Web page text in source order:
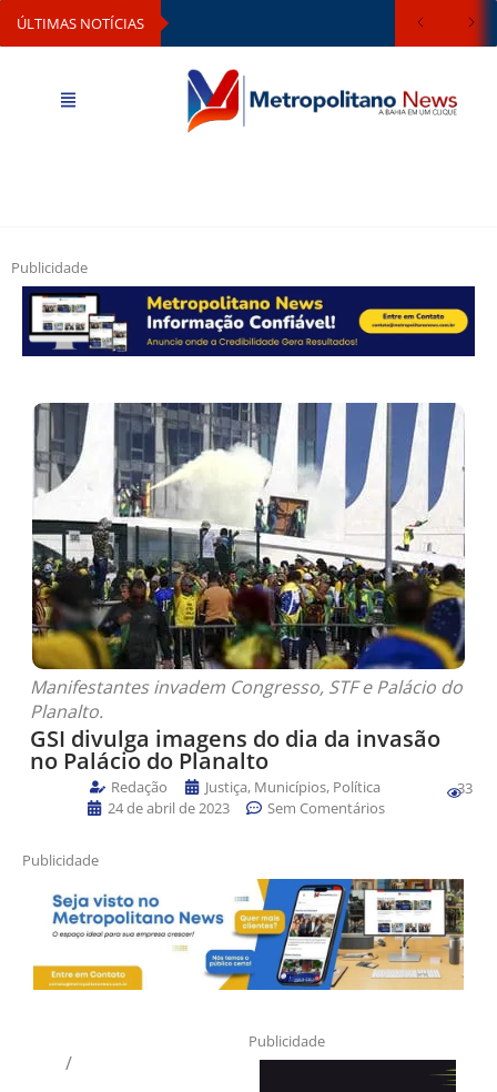
ÚLTIMAS NOTÍCIAS
Publicidade
Manifestantes invadem Congresso, STF e Palácio do
Planalto.
GSI divulga imagens do dia da invasão
no Palácio do Planalto
Redação Justiça, Municípios, Política
24 de abril de 2023
Sem Comentários
33
Publicidade
/
Publicidade